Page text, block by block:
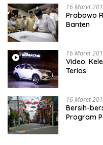
16 Maret
Prabowo
Banten
16 Maret
Video:
Terios
16 Maret
Bersih-
Program